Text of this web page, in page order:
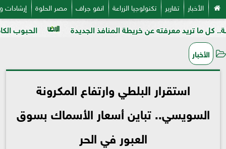
الأخبار تقارير تكنولوجيا الزراعة انفو جراف مصر الحلوة
الحبوب الكاملة معرفته عن خريطة المنافذ الجديدة
الأخبار
استقرار البلطي وارتفاع المكرونة
السويسي.. تباين أسعار الأسماك بسوق
العبور في الحر